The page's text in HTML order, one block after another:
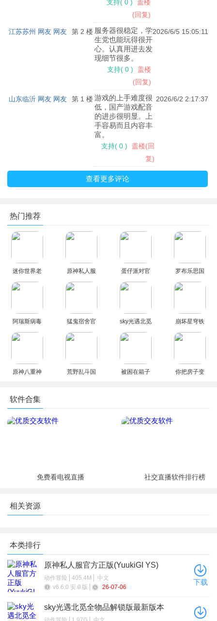
支持( 0 )
盖楼
(回复)
第 2 楼
江苏苏州 网友 网友 2026/6/5 15:05:11
服务器很稳定，学
生党也能玩得很开
心。认真用进去发
现细节很多。
支持( 0 )
盖楼
(回复)
第 1 楼
山东临沂 网友 网友 2026/6/2 2:17:37
游戏的上手难度很
低，国产游戏配音
的进步很明显。上
手容易而且内容丰
富。
支持( 0 )
盖楼(回
复)
查看更多评论
热门推荐
迷你世界老
版本0.44.2
不用实名认
原神私人服
官方正版
(YuukiGI
蛋仔派对官
方下载正版
安装最新版
罗布乐思国
际版手游
2026最新版
阿瑞斯病毒
2内置作弊
菜单免登录
猛鬼宿舍官
方正版下载
无限金币最
sky光遇北觅
全物品解锁
版最新版本
崩坏星穹铁
道官方下载
最新版
原神八重神
荒野乱斗国
被困在箱子
你把房子变
软件合集
免费看电视直播 社交直播软件排行榜
相关资源
本类排行
原神私人服官方正版(YuukiGI YS)
动作冒险 405.4M
中文
v6.6.0 安卓版
26-07-06
下载
sky光遇北觅全物品解锁版最新版本